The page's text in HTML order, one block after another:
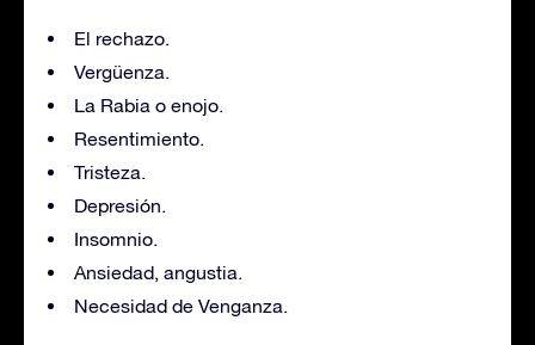
El rechazo.
Vergüenza.
La Rabia o enojo.
Resentimiento.
Tristeza.
Depresión.
Insomnio.
Ansiedad, angustia.
Necesidad de Venganza.